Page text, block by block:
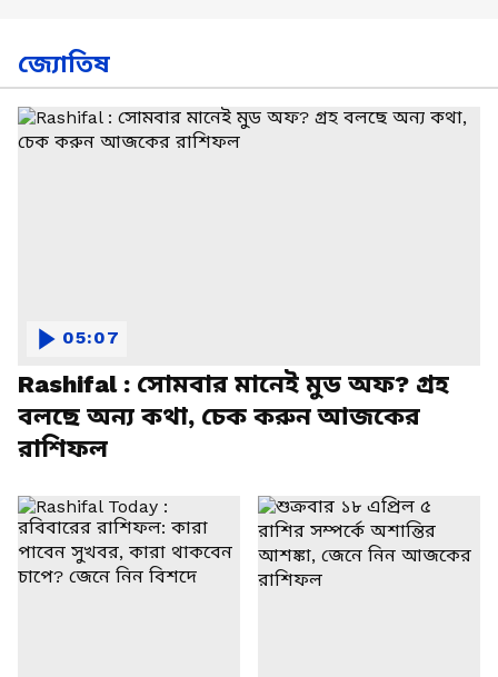
জ্যোতিষ
Rashifal : সোমবার মানেই মুড অফ? গ্রহ
বলছে অন্য কথা, চেক করুন আজকের
রাশিফল
05:07